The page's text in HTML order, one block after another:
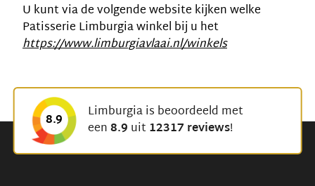
U kunt via de volgende website kijken welke
Patisserie Limburgia winkel bij u het
https://www.limburgiavlaai.nl/winkels
8.9
Limburgia is beoordeeld met
een8.9 uit12317 reviews!